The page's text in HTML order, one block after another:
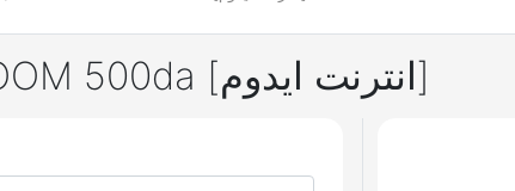
Carte ADSL IDOOM 500da [انترنت ايدوم]